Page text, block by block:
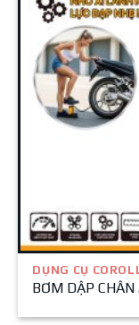
DỤNG CỤ
BƠM DẬP CHÂN